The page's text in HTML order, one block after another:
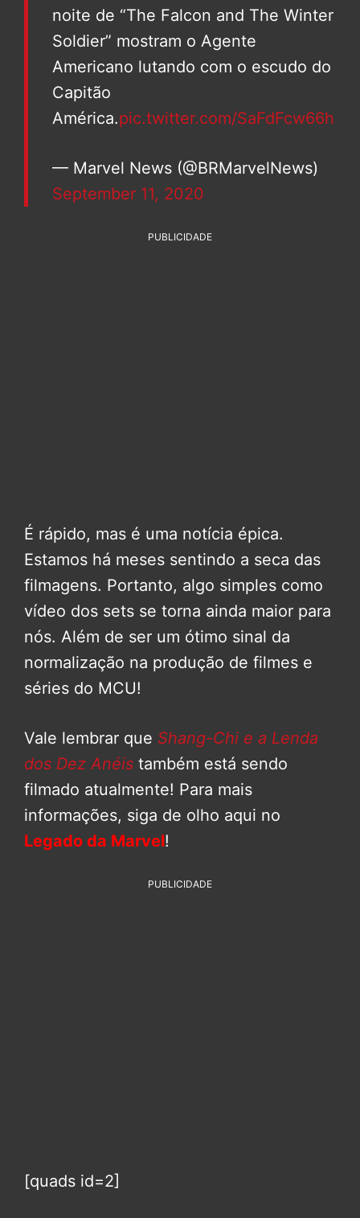
noite de “The Falcon and The Winter
Soldier” mostram o Agente
Americano lutando com o escudo do
Capitão
América.pic.twitter.com/SaFdFcw66h
— Marvel News (@BRMarvelNews)
September 11, 2020
PUBLICIDADE
É rápido, mas é uma notícia épica.
Estamos há meses sentindo a seca das
filmagens. Portanto, algo simples como
vídeo dos sets se torna ainda maior para
nós. Além de ser um ótimo sinal da
normalização na produção de filmes e
séries do MCU!
Vale lembrar que Shang-Chi e a Lenda
dos Dez Anéis também está sendo
filmado atualmente! Para mais
informações, siga de olho aqui no
Legado da Marvel!
PUBLICIDADE
[quads id=2]